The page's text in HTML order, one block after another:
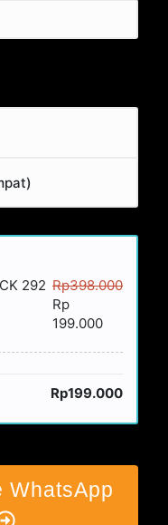
292 Rp398.000
Rp
199.000
Rp199.000
WhatsApp